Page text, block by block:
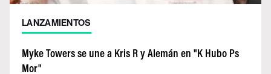
LANZAMIENTOS
Myke Towers se une a Kris R y Alemán en "K Hubo Ps
Mor"